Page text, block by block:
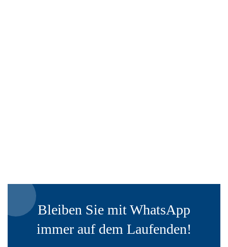
Bleiben Sie mit WhatsApp
immer auf dem Laufenden!